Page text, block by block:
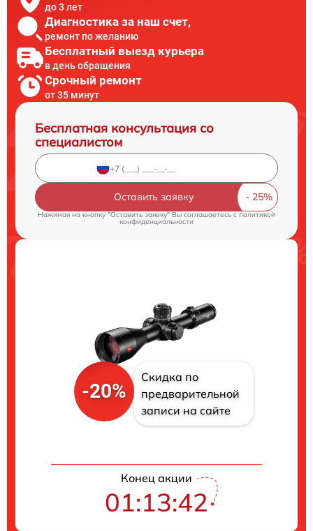
до 3 лет
Диагностика за наш счет,
ремонт по желанию
Бесплатный выезд курьера
в день обращения
Срочный ремонт
от 35 минут
Бесплатная консультация со
специалистом
Оставить заявку
Нажимая на кнопку "Оставить заявку" Вы соглашаетесь cполитикой
конфиденциальности
-20%
Скидка по
предварительной
записи на сайте
Конец акции
01:13:42